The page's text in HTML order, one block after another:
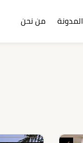
المدونة من نحن